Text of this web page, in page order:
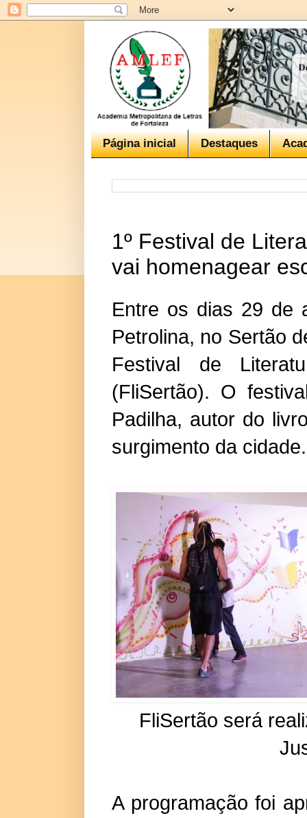
Página inicial Destaques
1º Festival de
vai homenagear
Entre os dias 29 de
Petrolina, no Sertão
Festival de
(FliSertão). O
Padilha, autor do
surgimento da cidade.
FliSertão será
A programação foi